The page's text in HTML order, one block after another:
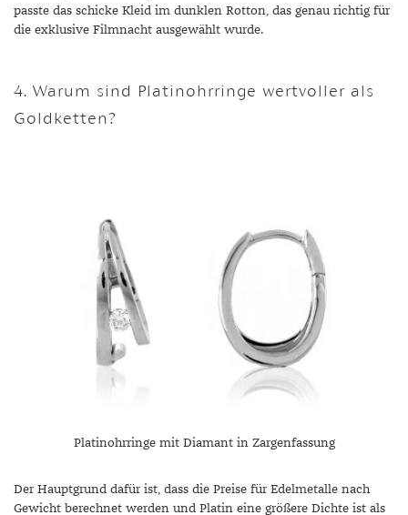
passte das schicke Kleid im dunklen Rotton, das genau richtig für
die exklusive Filmnacht ausgewählt wurde.
4. Warum sind Platinohrringe wertvoller als
Goldketten?
Platinohrringe mit Diamant in Zargenfassung
Der Hauptgrund dafür ist, dass die Preise für Edelmetalle nach
Gewicht berechnet werden und Platin eine größere Dichte ist als